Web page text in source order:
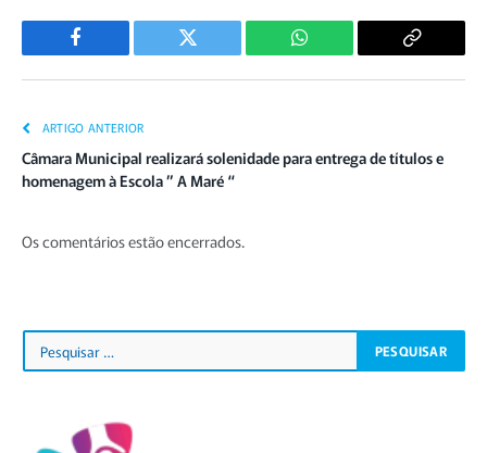
Facebook Twitter WhatsApp
Copiar
ARTIGO ANTERIOR
Câmara Municipal realizará solenidade para entrega de títulos e
homenagem à Escola ” A Maré “
Os comentários estão encerrados.